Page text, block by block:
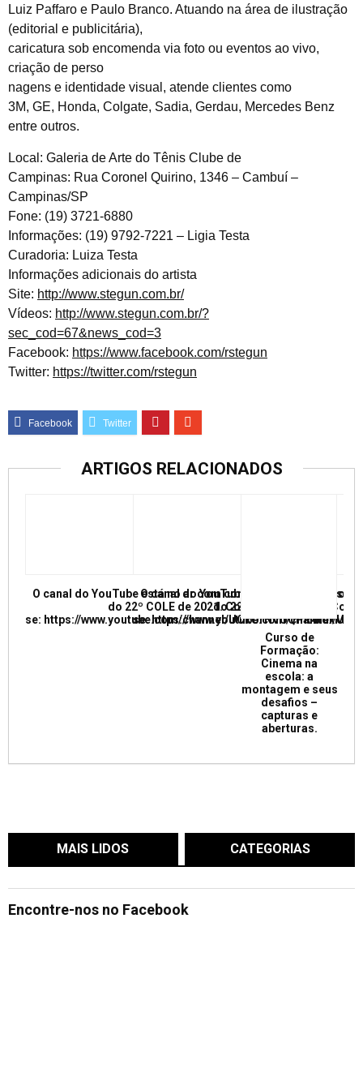
Luiz Paffaro e Paulo Branco. Atuando na área de ilustração
(editorial e publicitária),
caricatura sob encomenda via foto ou eventos ao vivo,
criação de perso
nagens e identidade visual, atende clientes como
3M, GE, Honda, Colgate, Sadia, Gerdau, Mercedes Benz
entre outros.
Local: Galeria de Arte do Tênis Clube de
Campinas: Rua Coronel Quirino, 1346 – Cambuí –
Campinas/SP
Fone: (19) 3721-6880
Informações: (19) 9792-7221 – Ligia Testa
Curadoria: Luiza Testa
Informações adicionais do artista
Site: http://www.stegun.com.br/
Vídeos: http://www.stegun.com.br/?
sec_cod=67&news_cod=3
Facebook: https://www.facebook.com/rstegun
Twitter: https://twitter.com/rstegun
ARTIGOS RELACIONADOS
O canal do YouTube está no ar com conferências e mesas
do 22º COLE de 2021. Confira e inscreva
se: https://www.youtube.com/channel/
O canal do YouTube está no ar com
do 22º COLE de 2021.
se: https://www.youtube.com/channel/
Curso de
Formação:
Cinema na
escola: a
montagem e seus
desafios –
capturas e
aberturas.
MAIS LIDOS CATEGORIAS
Encontre-nos no Facebook